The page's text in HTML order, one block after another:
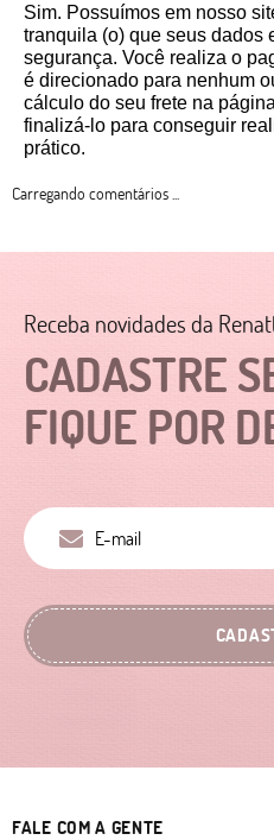
Sim. Possuímos em nosso
tranquila (o) que seus dados
segurança. Você realiza o
é direcionado para nenhum
cálculo do seu frete na
finalizá-lo para conseguir
prático.
Carregando comentários ...
CADASTRE
FIQUE POR
Receba novidades da
FALE COM A GENTE